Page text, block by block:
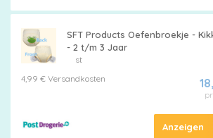
SFT Products Oefenbroekje -
- 2 t/m 3 Jaar
st
4,99 € Versandkosten
Anzeigen